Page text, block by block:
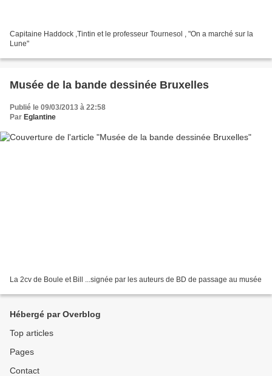
Capitaine Haddock ,Tintin et le professeur Tournesol , "On a marché sur la
Lune"
Musée de la bande dessinée Bruxelles
Publié le 09/03/2013 à 22:58
Par Eglantine
La 2cv de Boule et Bill ...signée par les auteurs de BD de passage au musée
Hébergé par Overblog
Top articles
Pages
Contact